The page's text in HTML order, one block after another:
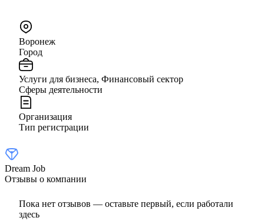
Воронеж
Город
Услуги для бизнеса, Финансовый сектор
Сферы деятельности
Организация
Тип регистрации
Dream Job
Отзывы о компании
Пока нет отзывов — оставьте первый, если работали
здесь